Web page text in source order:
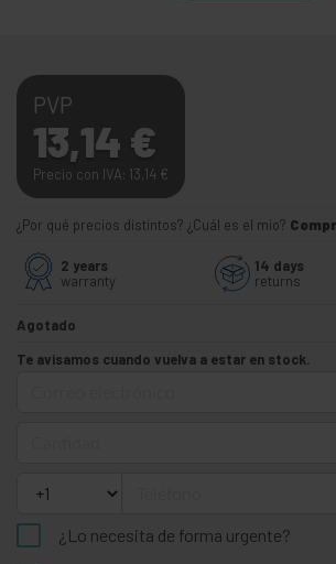
PVP
13,14 €
Precio con IVA: 13,14 €
¿Por qué precios distintos? ¿Cuál es el mío?
2 years
warranty
14 days
returns
Agotado
Te avisamos cuando vuelva a estar en stock.
¿Lo necesita de forma urgente?